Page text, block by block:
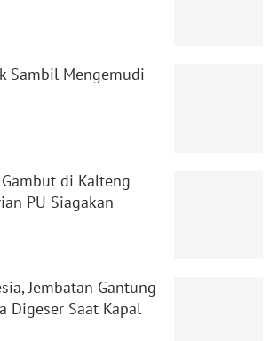
Sambil Mengemudi
di Kalteng
PU Siagakan
Jembatan Gantung
Digeser Saat Kapal